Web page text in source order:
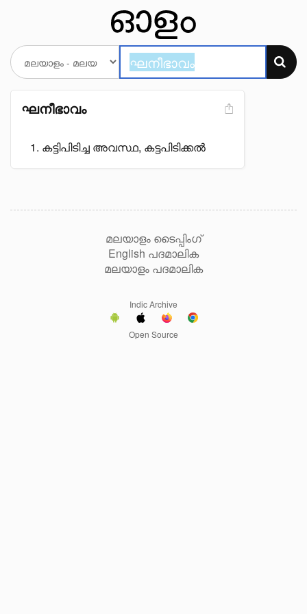
ഘനീഭാവം
കട്ടിപിടിച്ച അവസ്ഥ, കട്ടപിടിക്കൽ
മലയാളം ടൈപ്പിംഗ്
English പദമാലിക
മലയാളം പദമാലിക
Indic Archive
Open Source